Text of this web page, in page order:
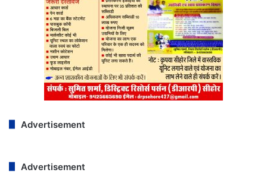
Advertisement
Advertisement